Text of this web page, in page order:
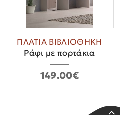
ΠΛΑΤΙΑ ΒΙΒΛΙΟΘΗΚΗ
Ράφι με πορτάκια
149.00€